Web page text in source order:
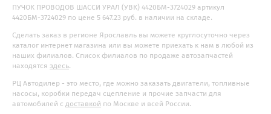
ПУЧОК ПРОВОДОВ ШАССИ УРАЛ (УВК) 4420БМ-3724029 артикул
4420БМ-3724029 по цене 5 647.23 руб. в наличии на складе.
Сделать заказ в регионе Ярославль вы можете круглосуточно через
каталог интернет магазина или вы можете приехать к нам в любой из
наших филиалов. Список филиалов по продаже автозапчастей
находятся здесь.
РЦ Автодилер - это место, где можно заказать двигатели, топливные
насосы, коробки передач сцепление и прочие запчасти для
автомобилей с доставкой по Москве и всей России.